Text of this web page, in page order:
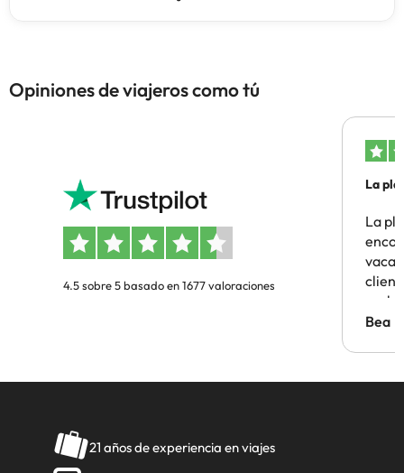
Opiniones de viajeros como tú
4.5 sobre 5 basado en 1677 valoraciones
La
La
Bea
21 años de experiencia en viajes